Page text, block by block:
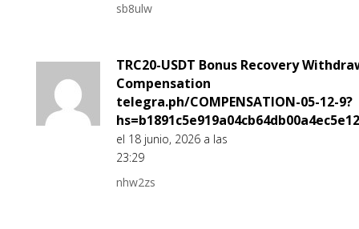
sb8ulw
TRC20-USDT Bonus Recovery
Compensation
telegra.ph/COMPENSATION-05-12-9?
el 18 junio, 2026 a las
23:29
nhw2zs